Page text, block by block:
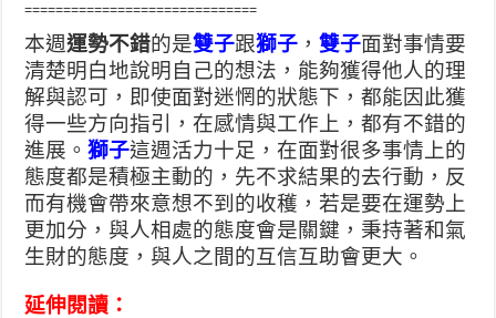
==============================
本週運勢不錯的是雙子跟獅子 ，雙子面對事情要
清楚明白地說明自己的想法，能夠獲得他人的理
解與認可，即使面對迷惘的狀態下，都能因此獲
得一些方向指引，在感情與工作上，都有不錯的
進展。獅子這週活力十足，在面對很多事情上的
態度都是積極主動的，先不求結果的去行動，反
而有機會帶來意想不到的收穫，若是要在運勢上
更加分，與人相處的態度會是關鍵，秉持著和氣
生財的態度，與人之間的互信互助會更大。
延伸閱讀：